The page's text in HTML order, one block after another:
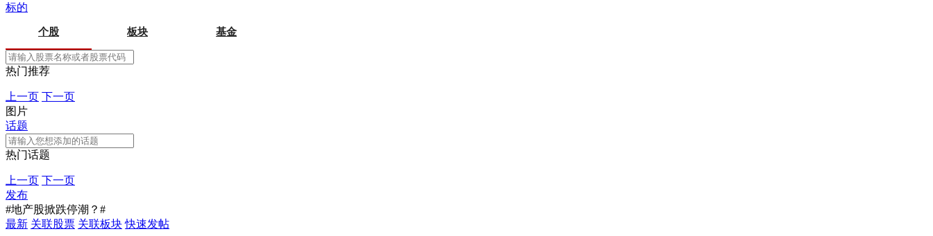
标的
个股 板块 基金
热门推荐
上一页 下一页
图片
话题
热门话题
上一页 下一页
发布
#地产股掀跌停潮？#
最新 关联股票 关联板块 快速发帖